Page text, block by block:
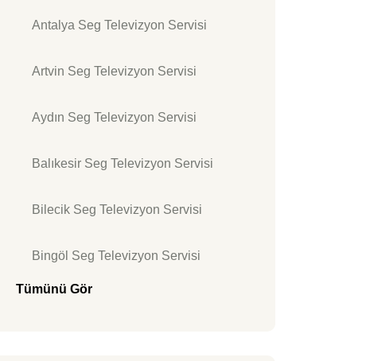
Antalya Seg Televizyon Servisi
Artvin Seg Televizyon Servisi
Aydın Seg Televizyon Servisi
Balıkesir Seg Televizyon Servisi
Bilecik Seg Televizyon Servisi
Bingöl Seg Televizyon Servisi
Tümünü Gör